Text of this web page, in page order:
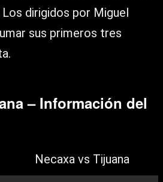
dirigidos por Miguel
sus primeros tres
– Información del
Necaxa vs Tijuana